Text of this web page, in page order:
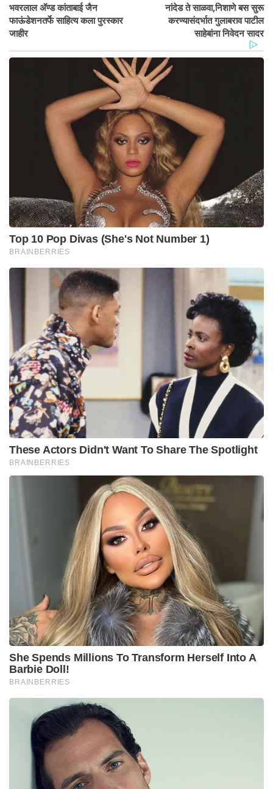
भवरलाल अ‍ॅण्ड कांताबाई जैन
फाऊंडेशनतर्फे साहित्य कला पुरस्कार
जाहीर
नांदेड ते साळवा,निशाणे बस सुरू
करण्यासंदर्भात गुलाबराव पाटील
साहेबांना निवेदन सादर